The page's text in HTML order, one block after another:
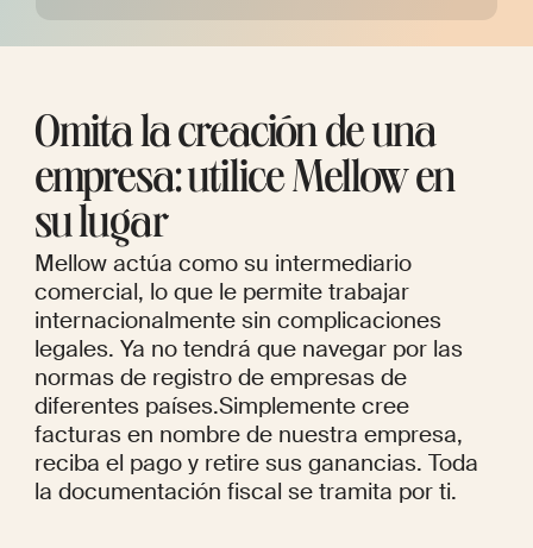
Omita la creación de una
empresa: utilice Mellow en
su lugar
Mellow actúa como su intermediario
comercial, lo que le permite trabajar
internacionalmente sin complicaciones
legales. Ya no tendrá que navegar por las
normas de registro de empresas de
diferentes países.Simplemente cree
facturas en nombre de nuestra empresa,
reciba el pago y retire sus ganancias. Toda
la documentación fiscal se tramita por ti.